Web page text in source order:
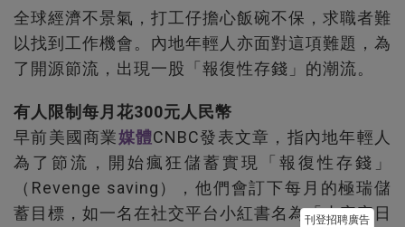
全球經濟不景氣，打工仔擔心飯碗不保，求職者難
以找到工作機會。內地年輕人亦面對這項難題，為
了開源節流，出現一股「報復性存錢」的潮流。
有人限制每月花300元人民幣
早前美國商業媒體CNBC發表文章，指內地年輕人
為了節流，開始瘋狂儲蓄實現「報復性存錢」
（Revenge saving），他們會訂下每月的極瑞儲
蓄目標，如一名在社交平台小紅書名為「小宅宅日
刊登招聘廣告